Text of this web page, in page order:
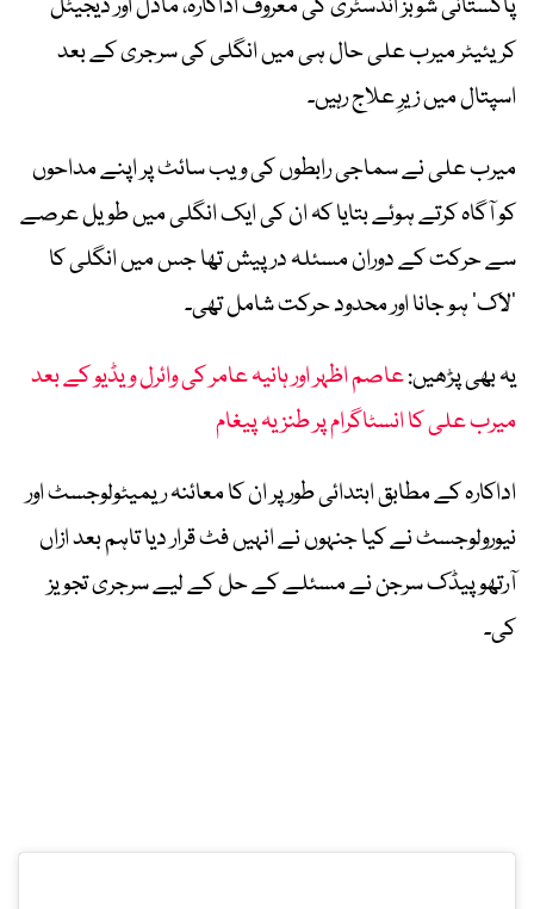
پاکستانی شوبز انڈسٹری کی معروف اداکارہ، ماڈل اور ڈیجیٹل
کریئیٹر میرب علی حال ہی میں انگلی کی سرجری کے بعد
اسپتال میں زیرِ علاج رہیں۔
میرب علی نے سماجی رابطوں کی ویب سائٹ پر اپنے مداحوں
کو آگاہ کرتے ہوئے بتایا کہ ان کی ایک انگلی میں طویل عرصے
سے حرکت کے دوران مسئلہ درپیش تھا جس میں انگلی کا
’لاک‘ ہو جانا اور محدود حرکت شامل تھی۔
یہ بھی پڑھیں:عاصم اظہر اور ہانیہ عامر کی وائرل ویڈیو کے بعد
میرب علی کا انسٹاگرام پر طنزیہ پیغام
اداکارہ کے مطابق ابتدائی طور پر ان کا معائنہ ریمیٹولوجسٹ اور
نیورولوجسٹ نے کیا جنہوں نے انہیں فٹ قرار دیا تاہم بعد ازاں
آرتھوپیڈک سرجن نے مسئلے کے حل کے لیے سرجری تجویز
کی۔